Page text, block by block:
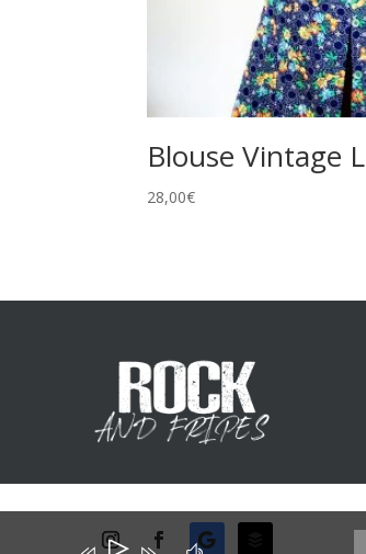
Blouse Vintage L
28,00€
Lecteur